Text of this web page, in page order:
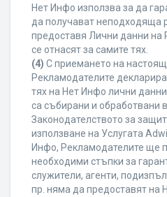
Нет Инфо използва за да
да получават неподходяща
предоставя Лични данни на
се отнасят за самите тях.
(4) С приемането на
Рекламодателите
тях на Нет Инфо лични
са събирани и обработвани
Законодателството за
използване на Услугата
Инфо, Рекламодателите ще
необходими стъпки за
служители, агенти,
пр. няма да предоставят